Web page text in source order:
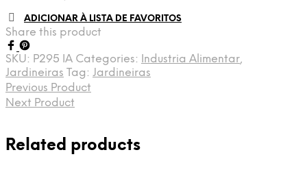
ADICIONAR À LISTA DE FAVORITOS
Share this product
SKU: P295 IA Categories: Industria Alimentar,
Jardineiras Tag: Jardineiras
Previous Product
Next Product
Related products